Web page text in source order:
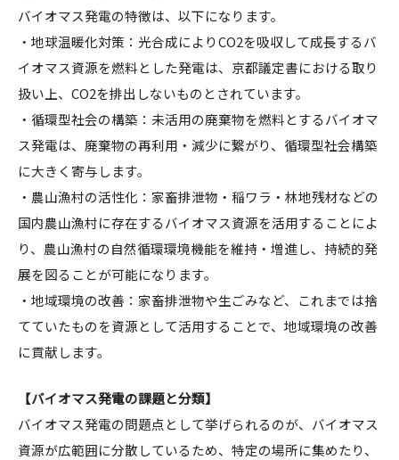
バイオマス発電の特徴は、以下になります。
・地球温暖化対策：光合成によりCO2を吸収して成長するバ
イオマス資源を燃料とした発電は、京都議定書における取り
扱い上、CO2を排出しないものとされています。
・循環型社会の構築：未活用の廃棄物を燃料とするバイオマ
ス発電は、廃棄物の再利用・減少に繋がり、循環型社会構築
に大きく寄与します。
・農山漁村の活性化：家畜排泄物・稲ワラ・林地残材などの
国内農山漁村に存在するバイオマス資源を活用することによ
り、農山漁村の自然循環環境機能を維持・増進し、持続的発
展を図ることが可能になります。
・地域環境の改善：家畜排泄物や生ごみなど、これまでは捨
てていたものを資源として活用することで、地域環境の改善
に貢献します。
【バイオマス発電の課題と分類】
バイオマス発電の問題点として挙げられるのが、バイオマス
資源が広範囲に分散しているため、特定の場所に集めたり、